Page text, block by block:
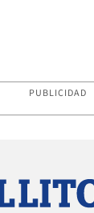
PUBLICIDAD